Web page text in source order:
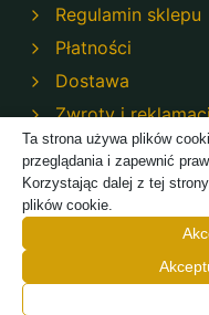
Regulamin sklepu
Płatności
Dostawa
Zwroty i
Polityka
© 2026
Ta strona używa plików
przeglądania i zapewnić
Korzystając dalej z tej
plików cookie.